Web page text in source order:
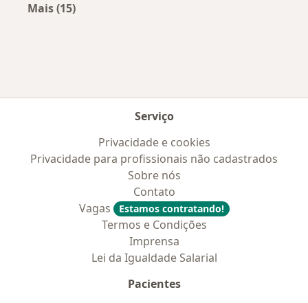
Mais (15)
Serviço
Privacidade e cookies
Privacidade para profissionais não cadastrados
Sobre nós
Contato
Vagas
Estamos contratando!
Termos e Condições
Imprensa
Lei da Igualdade Salarial
Pacientes